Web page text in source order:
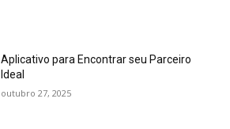
Aplicativo para Encontrar seu Parceiro
Ideal
outubro 27, 2025